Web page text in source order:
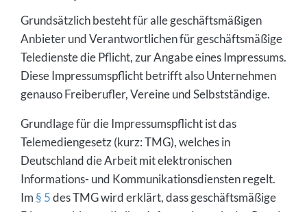
Grundsätzlich besteht für alle geschäftsmäßigen
Anbieter und Verantwortlichen für geschäftsmäßige
Teledienste die Pflicht, zur Angabe eines Impressums.
Diese Impressumspflicht betrifft also Unternehmen
genauso Freiberufler, Vereine und Selbstständige.
Grundlage für die Impressumspflicht ist das
Telemediengesetz (kurz: TMG), welches in
Deutschland die Arbeit mit elektronischen
Informations- und Kommunikationsdiensten regelt.
Im § 5des TMG wird erklärt, dass geschäftsmäßige